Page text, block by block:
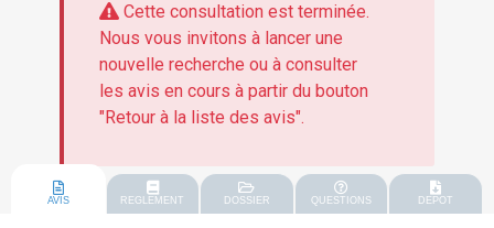
Cette consultation est terminée.
Nous vous invitons à lancer une
nouvelle recherche ou à consulter
les avis en cours à partir du bouton
"Retour à la liste des avis".
AVIS REGLEMENT DOSSIER QUESTIONS DEPOT